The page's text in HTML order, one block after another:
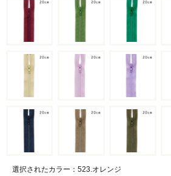
選択されたカラー：523.オレンジ